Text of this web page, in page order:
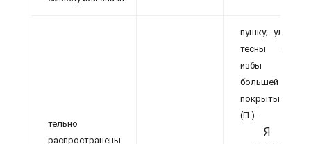
тельно
распространены
пушку; улицы
тесны и
избы
большей
покрыты
(П.).
Я